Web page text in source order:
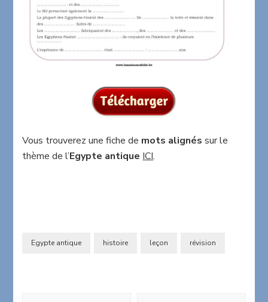
Vous trouverez une fiche de mots alignés sur le
thème de l’Egypte antique ICI.
Egypte antique histoire leçon révision